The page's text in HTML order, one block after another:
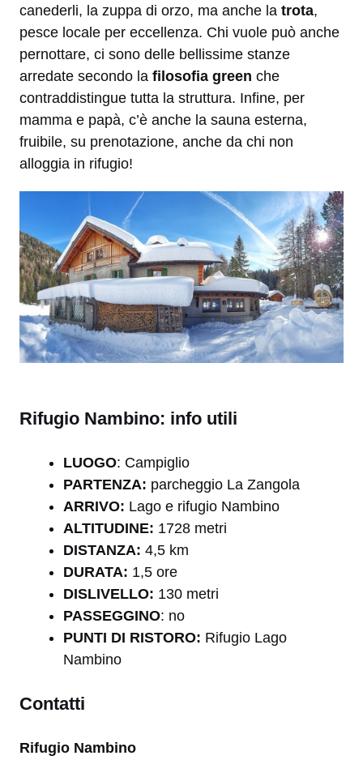
canederli, la zuppa di orzo, ma anche la trota,
pesce locale per eccellenza. Chi vuole può anche
pernottare, ci sono delle bellissime stanze
arredate secondo la filosofia green che
contraddistingue tutta la struttura. Infine, per
mamma e papà, c’è anche la sauna esterna,
fruibile, su prenotazione, anche da chi non
alloggia in rifugio!
Rifugio Nambino: info utili
LUOGO: Campiglio
PARTENZA: parcheggio La Zangola
ARRIVO: Lago e rifugio Nambino
ALTITUDINE: 1728 metri
DISTANZA: 4,5 km
DURATA: 1,5 ore
DISLIVELLO: 130 metri
PASSEGGINO: no
PUNTI DI RISTORO: Rifugio Lago
Nambino
Contatti
Rifugio Nambino